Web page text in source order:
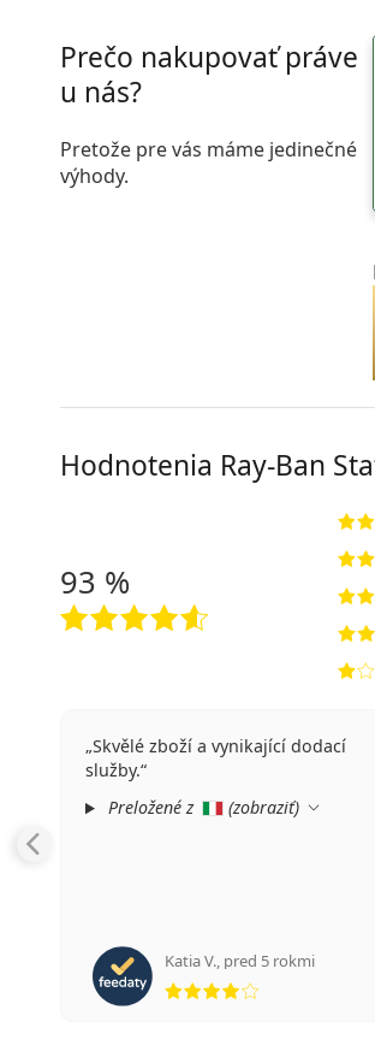
Prečo nakupovať práve
u nás?
Pretože pre vás máme jedinečné
výhody.
Hodnotenia Ray-Ban
93 %
Skvělé zboží a vynikající dodací
služby.
Preložené z
(zobraziť)
Katia V., pred 5 rokmi